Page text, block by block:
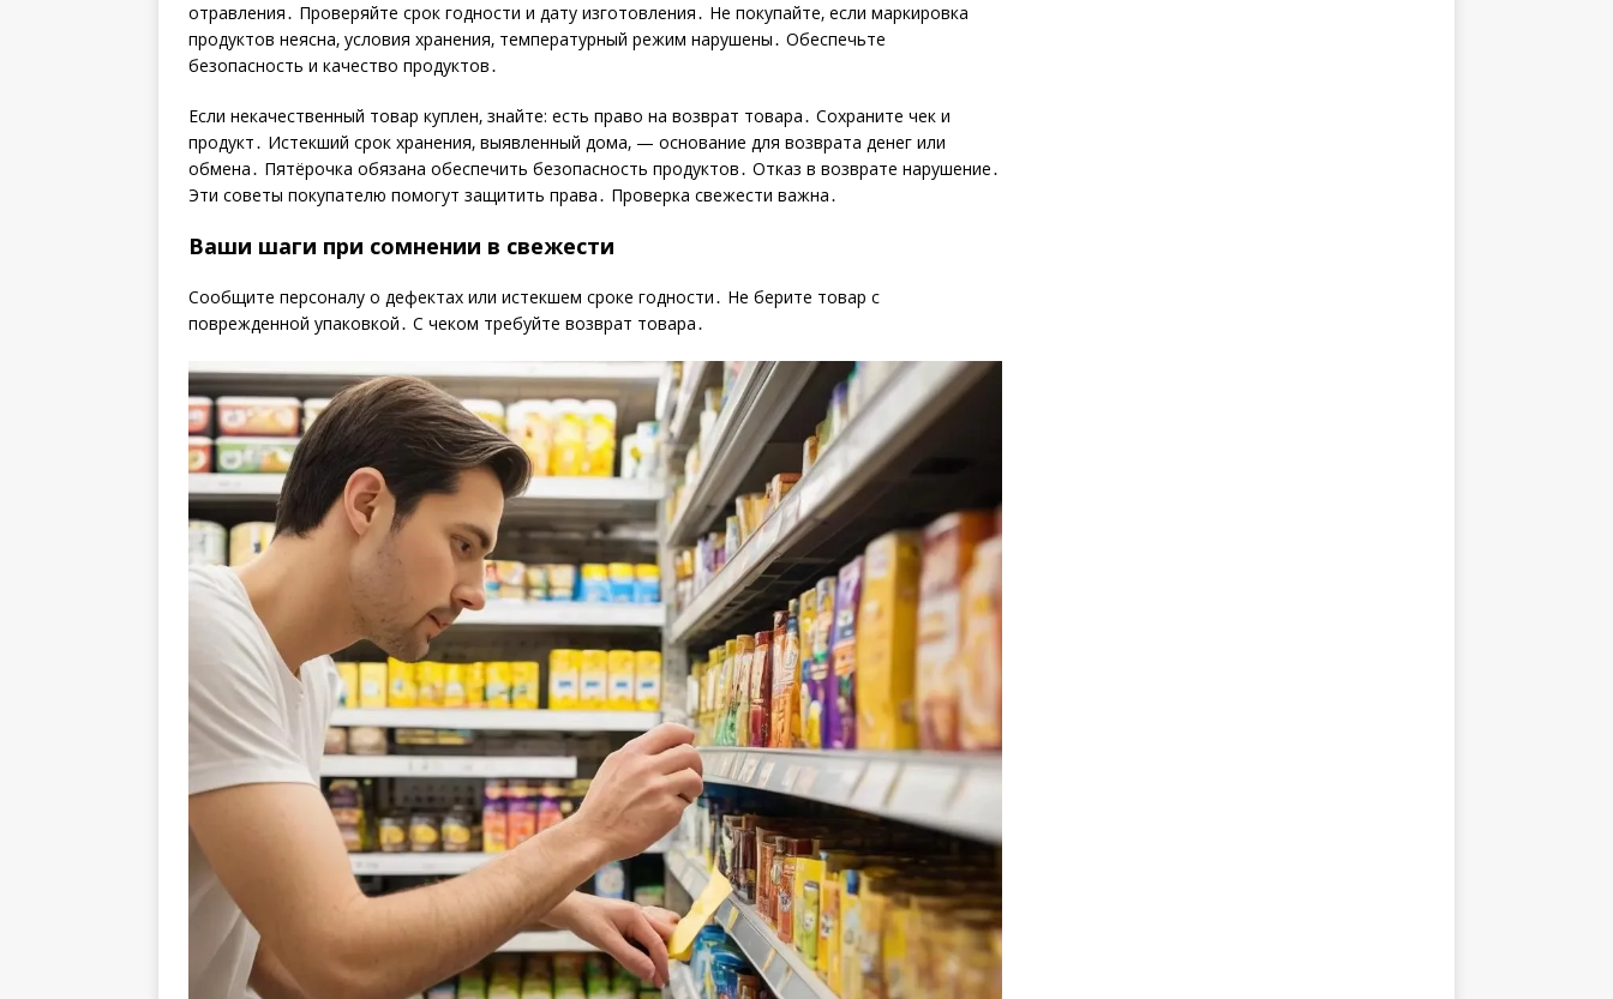
отравления․ Проверяйте срок годности и дату изготовления․ Не покупайте‚ если маркировка
продуктов неясна‚ условия хранения‚ температурный режим нарушены․ Обеспечьте
безопасность и качество продуктов․
Если некачественный товар куплен‚ знайте: есть право на возврат товара․ Сохраните чек и
продукт․ Истекший срок хранения‚ выявленный дома‚ — основание для возврата денег или
обмена․ Пятёрочка обязана обеспечить безопасность продуктов․ Отказ в возврате нарушение․
Эти советы покупателю помогут защитить права․ Проверка свежести важна․
Ваши шаги при сомнении в свежести
Сообщите персоналу о дефектах или истекшем сроке годности․ Не берите товар с
поврежденной упаковкой․ С чеком требуйте возврат товара․